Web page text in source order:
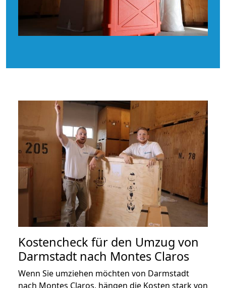
Kostencheck für den Umzug von
Darmstadt nach Montes Claros
Wenn Sie umziehen möchten von Darmstadt
nach Montes Claros, hängen die Kosten stark von